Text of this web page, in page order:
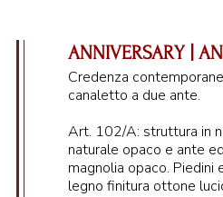
ANNIVERSARY |
Credenza
canaletto a due ante.
Art. 102/A: struttura in
naturale opaco e ante
magnolia opaco. Piedini
legno finitura ottone